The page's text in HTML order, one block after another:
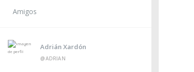
Amigos
Adrián Xardón
@ADRIAN